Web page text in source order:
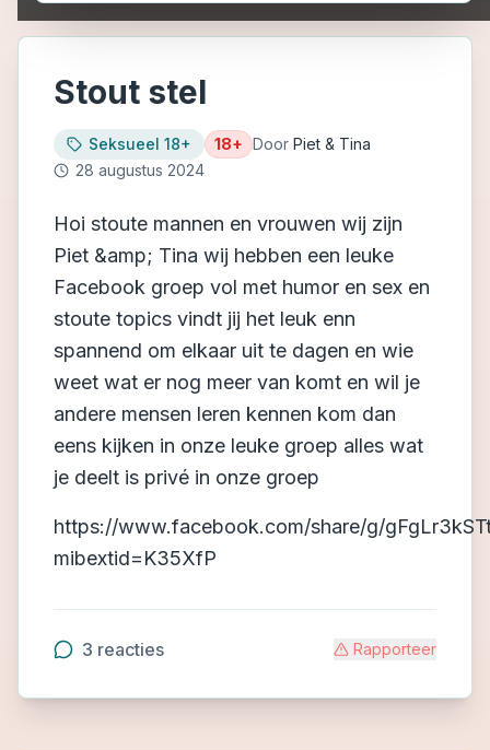
Stout stel
Seksueel 18+ 18+ Door Piet & Tina
28 augustus 2024
Hoi stoute mannen en vrouwen wij zijn
Piet &amp; Tina wij hebben een leuke
Facebook groep vol met humor en sex en
stoute topics vindt jij het leuk enn
spannend om elkaar uit te dagen en wie
weet wat er nog meer van komt en wil je
andere mensen leren kennen kom dan
eens kijken in onze leuke groep alles wat
je deelt is privé in onze groep
https://www.facebook.com/share/g/
mibextid=K35XfP
3 reacties Rapporteer